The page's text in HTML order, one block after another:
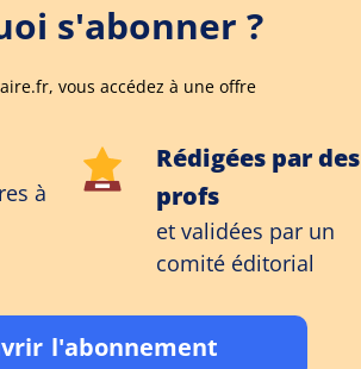
s'abonner ?
vous accédez à une offre
à
Rédigées par des
profs
et validées par un
comité éditorial
l'abonnement